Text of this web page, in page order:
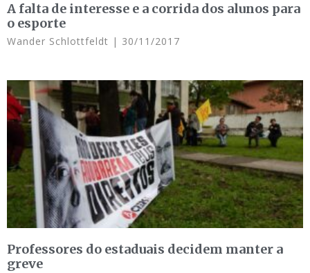
A falta de interesse e a corrida dos alunos para
o esporte
Wander Schlottfeldt 30/11/2017
Professores do estaduais decidem manter a
greve